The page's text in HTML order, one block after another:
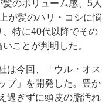
髪のボリューム感、5人
が髪のハリ・コシに悩
、特に40代以降でその
ことが判明した。
は今回、「ウル・オス
プ」を開発した。豊か
過ぎずに頭皮の脂汚れ